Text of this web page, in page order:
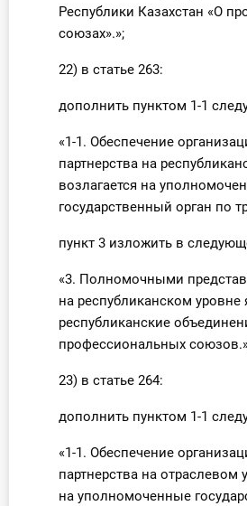
Республики Казахстан «О
союзах».»;
22) в статье 263:
дополнить пунктом 1-1
«1-1. Обеспечение
партнерства на
возлагается на
государственный орган по
пункт 3 изложить в
«3. Полномочными
на республиканском уровне
республиканские
профессиональных
23) в статье 264:
дополнить пунктом 1-1
«1-1. Обеспечение
партнерства на отраслевом
на уполномоченные